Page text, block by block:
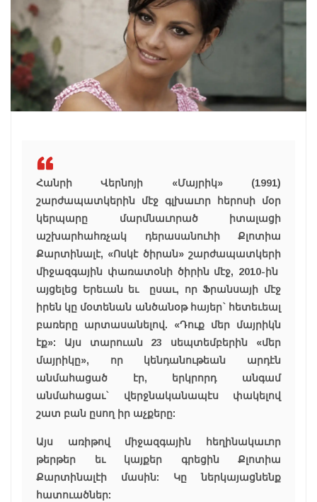
Հանրի Վերնոյի «Մայրիկ» (1991)
շարժապատկերին մէջ գլխաւոր հերոսի մօր
կերպարը մարմնաւորած իտալացի
աշխարհահռչակ դերասանուհի Քլոտիա
Քարտինալէ, «Ոսկէ ծիրան» շարժապատկերի
միջազգային փառատօնի ծիրին մէջ, 2010-ին
այցելեց Երեւան եւ ըսաւ, որ Ֆրանսայի մէջ
իրեն կը մօտենան անծանօթ հայեր` հետեւեալ
բառերը արտասանելով. «Դուք մեր մայրիկն
էք»: Այս տարուան 23 սեպտեմբերին «մեր
մայրիկը», որ կենդանութեան արդէն
անմահացած էր, երկրորդ անգամ
անմահացաւ` վերջնականապէս փակելով
շատ բան ըսող իր աչքերը:
Այս առիթով միջազգային հեղինակաւոր
թերթեր եւ կայքեր գրեցին Քլոտիա
Քարտինալէի մասին: Կը ներկայացնենք
հատուածներ: